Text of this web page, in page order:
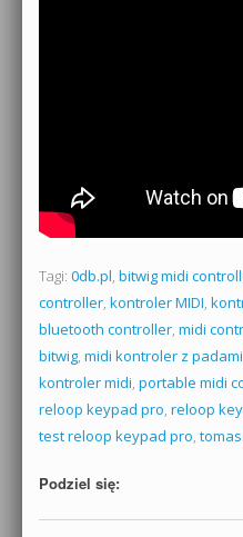
Tagi: 0db.pl, bitwig midi
controller, kontroler MIDI,
bluetooth controller, midi
bitwig, midi kontroler z padami
kontroler midi, portable midi
reloop keypad pro, reloop
test reloop keypad pro,
Podziel się: